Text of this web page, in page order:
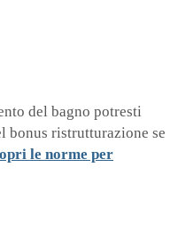
del bagno potresti
bonus ristrutturazione se
le norme per